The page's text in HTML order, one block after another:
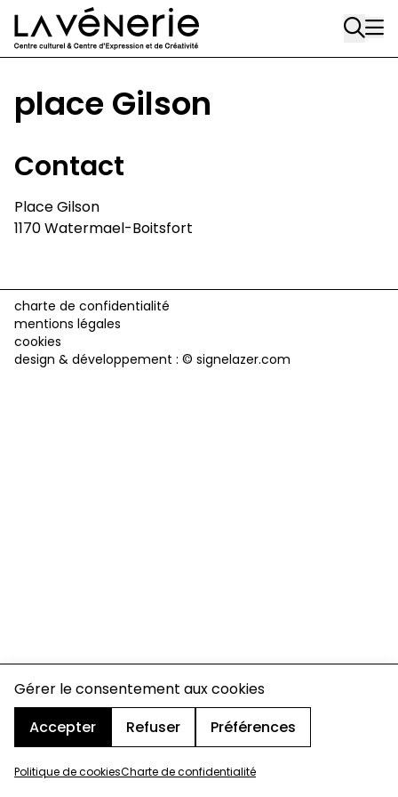
Gérer le consentement aux cookies
Accepter
Refuser Préférences
Politique de cookiesCharte de confidentialité
Aller au contenu principal
Rue Gratès, 3
1170 Watermael-Boitsfort
02 663 85 50
Écuries
1170 Watermael-Boitsfort
suivez-nous
Newsletter
A
place Gilson
Contact
Place Gilson
1170 Watermael-Boitsfort
charte de confidentialité
mentions légales
cookies
design & développement : © signelazer.com